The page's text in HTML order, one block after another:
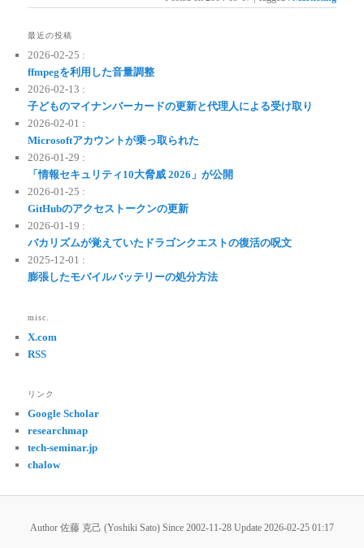
最近の投稿
2026-02-25 :
ffmpegを利用した音量調整
2026-02-13 :
子どものマイナンバーカードの更新と代理人による受け取り
2026-02-01 :
Microsoftアカウントが乗っ取られた
2026-01-29 :
「情報セキュリティ10大脅威 2026」が公開
2026-01-25 :
GitHubのアクセストークンの更新
2026-01-19 :
バカリズムが覚えていたドラゴンクエストの復活の呪文
2025-12-01 :
膨張したモバイルバッテリーの処分方法
misc.
X.com
RSS
リンク
Google Scholar
researchmap
tech-seminar.jp
chalow
Author 佐藤 克己 (Yoshiki Sato) Since 2002-11-28 Update 2026-02-25 01:17